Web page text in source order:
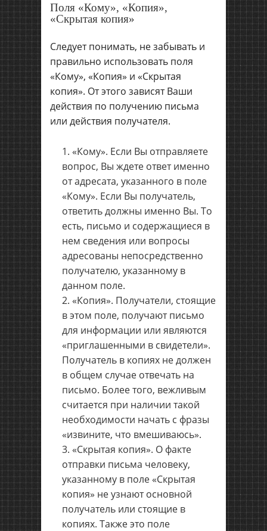
Поля «Кому», «Копия»,
«Скрытая копия»
Следует понимать, не забывать и
правильно использовать поля
«Кому», «Копия» и «Скрытая
копия». От этого зависят Ваши
действия по получению письма
или действия получателя.
«Кому». Если Вы отправляете
вопрос, Вы ждете ответ именно
от адресата, указанного в поле
«Кому». Если Вы получатель,
ответить должны именно Вы. То
есть, письмо и содержащиеся в
нем сведения или вопросы
адресованы непосредственно
получателю, указанному в
данном поле.
«Копия». Получатели, стоящие
в этом поле, получают письмо
для информации или являются
«приглашенными в свидетели».
Получатель в копиях не должен
в общем случае отвечать на
письмо. Более того, вежливым
считается при наличии такой
необходимости начать с фразы
«извините, что вмешиваюсь».
«Скрытая копия». О факте
отправки письма человеку,
указанному в поле «Скрытая
копия» не узнают основной
получатель или стоящие в
копиях. Также это поле